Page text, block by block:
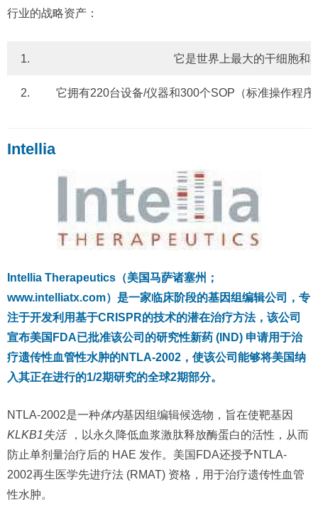
行业的战略资产：
1. 它是世界上最大的干细胞和
2. 它拥有220台设备/仪器和300个SOP（标准操作程
Intellia
Intellia Therapeutics（美国马萨诸塞州；
www.intelliatx.com）是一家临床阶段的基因组编辑公司，专
注于开发利用基于CRISPR的技术的潜在治疗方法，该公司
宣布美国FDA已批准该公司的研究性新药 (IND) 申请用于治
疗遗传性血管性水肿的NTLA-2002，使该公司能够将美国纳
入其正在进行的1/2期研究的全球2期部分。
NTLA-2002是一种体内基因组编辑候选物，旨在使靶基因
KLKB1失活
，以永久降低血浆激肽释放酶蛋白的活性，从而
防止单剂量治疗后的 HAE 发作。美国FDA还授予NTLA-
2002再生医学先进疗法 (RMAT) 资格，用于治疗遗传性血管
性水肿。